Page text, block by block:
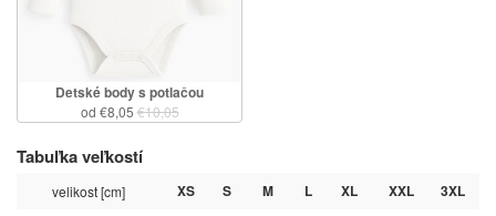
Detské body s potlačou
od €8,05€10,05
Tabuľka veľkostí
velikost [cm] XS S M L XL XXL
3XL